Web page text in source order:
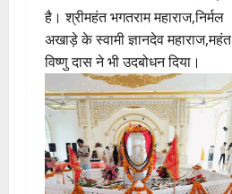
है। श्रीमहंत भगतराम महाराज,निर्मल
अखाड़े के स्वामी ज्ञानदेव महाराज,महंत
विष्णु दास ने भी उदबोधन दिया।